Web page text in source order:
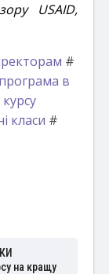
USAID,
#
в
класи #
на кращу